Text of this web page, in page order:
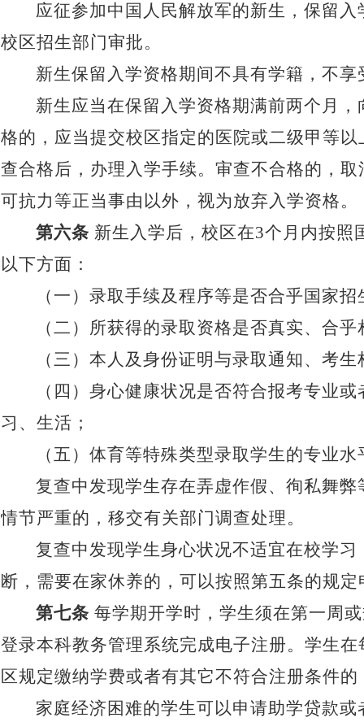
应征参加中国人民解放军的新生，保留
校区招生部门审批。
新生保留入学资格期间不具有学籍，不享
新生应当在保留入学资格期满前两个月
格的，应当提交校区指定的医院或二级甲等
查合格后，办理入学手续。审查不合格的，
可抗力等正当事由以外，视为放弃入学资格。
第六条 新生入学后，校区在3个月内按照
以下方面：
（一）录取手续及程序等是否合乎国家招
（二）所获得的录取资格是否真实、合乎
（三）本人及身份证明与录取通知、考生
（四）身心健康状况是否符合报考专业
习、生活；
（五）体育等特殊类型录取学生的专业水
复查中发现学生存在弄虚作假、徇私舞
情节严重的，移交有关部门调查处理。
复查中发现学生身心状况不适宜在校学
断，需要在家休养的，可以按照第五条的规定
第七条 每学期开学时，学生须在第一周
登录本科教务管理系统完成电子注册。学生
区规定缴纳学费或者有其它不符合注册条件的
家庭经济困难的学生可以申请助学贷款